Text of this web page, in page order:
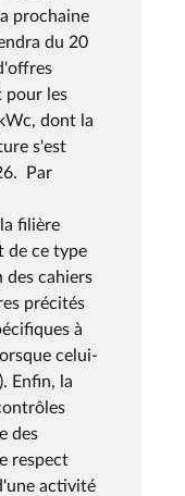
prochaine
du 20
pour les
dont la
s'est
Par
filière
de ce type
des cahiers
précités
à
celui-
Enfin, la
des
respect
activité